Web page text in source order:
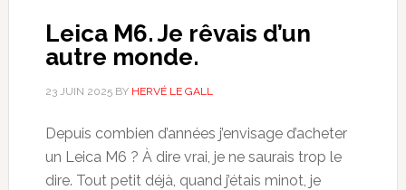
Leica M6. Je rêvais d’un
autre monde.
23 JUIN 2025BY HERVÉ LE GALL
Depuis combien d’années j’envisage d’acheter
un Leica M6 ? À dire vrai, je ne saurais trop le
dire. Tout petit déjà, quand j’étais minot, je